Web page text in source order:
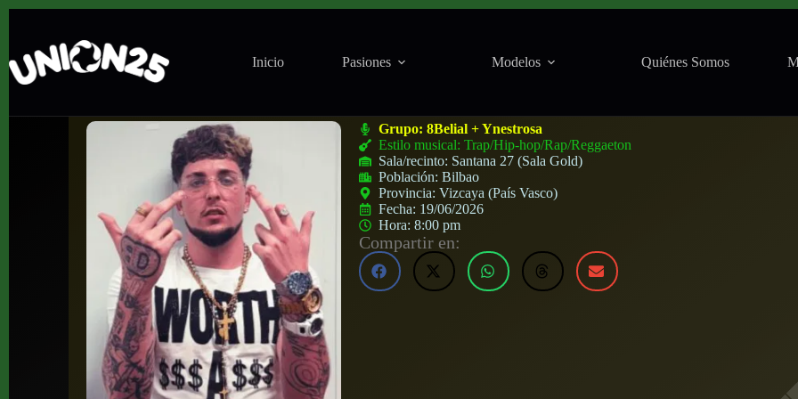
Inicio Pasiones Modelos Quiénes Somos
Grupo:8Belial + Ynestrosa
Estilo musical: Trap/Hip-hop/Rap/Reggaeton
Sala/recinto: Santana 27 (Sala Gold)
Población:Bilbao
Provincia:Vizcaya (País Vasco)
Fecha: 19/06/2026
Hora:8:00 pm
Compartir en: